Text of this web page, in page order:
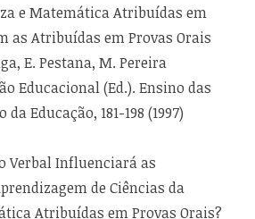
e Matemática Atribuídas em
as Atribuídas em Provas Orais
E. Pestana, M. Pereira
Educacional (Ed.). Ensino das
Educação, 181-198 (1997)
Verbal Influenciará as
de Ciências da
Atribuídas em Provas Orais?